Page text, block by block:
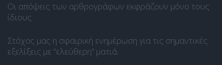
Οι απόψεις των αρθρογράφων εκφράζουν μόνο τους
ίδιους.
Στόχος μας η σφαιρική ενημέρωση για τις σημαντικές
εξελίξεις με “ελεύθερη” ματιά.